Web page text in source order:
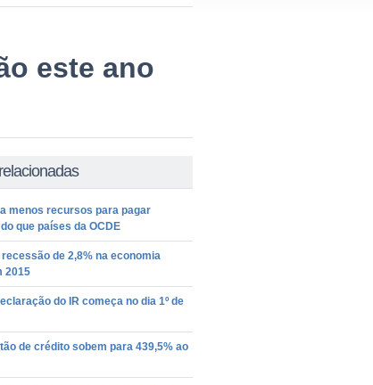
este ano
menos recursos para pagar
que países da OCDE
de 2,8% na economia
2015
do IR começa no dia 1º de
de crédito sobem para 439,5% ao